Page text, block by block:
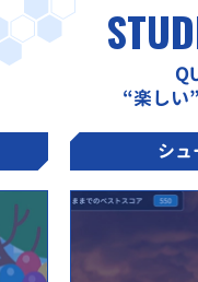
“楽しい
シュ